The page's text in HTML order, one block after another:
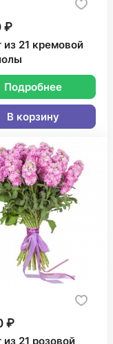
₽
из 21 кремовой
Подробнее
В корзину
₽
из 21 розовой